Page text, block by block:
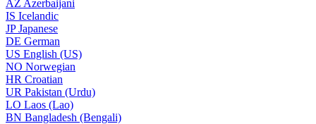
AZ Azerbaijani
IS Icelandic
JPJapanese
DE German
US English (US)
NO Norwegian
HR Croatian
UR Pakistan (Urdu)
LO Laos (Lao)
BN Bangladesh (Bengali)